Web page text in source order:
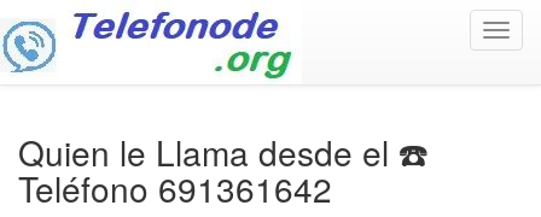
Quien le Llama desde el ☎️
Teléfono 691361642